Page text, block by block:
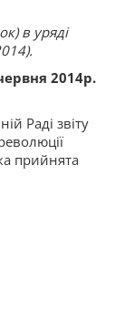
в уряді
2014р.
Раді звіту
прийнята